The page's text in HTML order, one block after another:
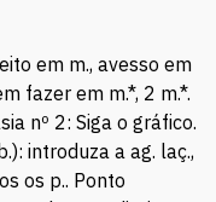
em m., avesso em
fazer em m.*, 2 m.*.
nº 2: Siga o gráfico.
introduza a ag. laç.,
os p.. Ponto